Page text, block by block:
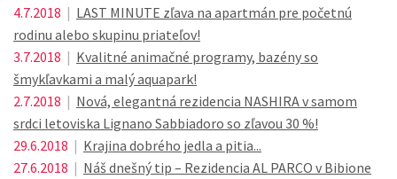
4.7.2018 | LAST MINUTE zľava na apartmán pre početnú
rodinu alebo skupinu priateľov!
3.7.2018 | Kvalitné animačné programy, bazény so
šmykľavkami a malý aquapark!
2.7.2018 | Nová, elegantná rezidencia NASHIRA v samom
srdci letoviska Lignano Sabbiadoro so zľavou 30 %!
29.6.2018 | Krajina dobrého jedla a pitia...
27.6.2018 | Náš dnešný tip – Rezidencia AL PARCO v Bibione